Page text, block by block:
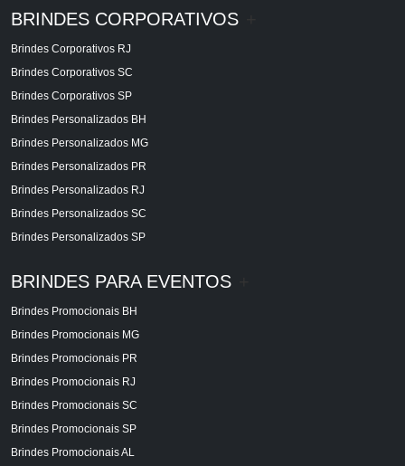
BRINDES CORPORATIVOS
Brindes Corporativos RJ
Brindes Corporativos SC
Brindes Corporativos SP
Brindes Personalizados BH
Brindes Personalizados MG
Brindes Personalizados PR
Brindes Personalizados RJ
Brindes Personalizados SC
Brindes Personalizados SP
BRINDES PARA EVENTOS
Brindes Promocionais BH
Brindes Promocionais MG
Brindes Promocionais PR
Brindes Promocionais RJ
Brindes Promocionais SC
Brindes Promocionais SP
Brindes Promocionais AL